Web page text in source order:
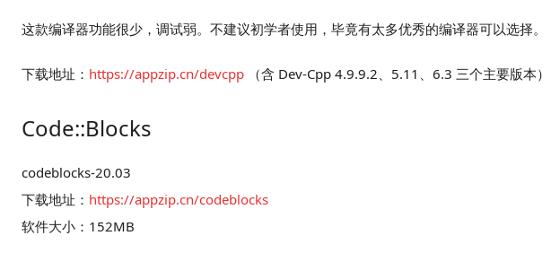
这款编译器功能很少，调试弱。不建议初学者使用，毕竟有太多优秀的编译器可以选择。
下载地址： https://appzip.cn/devcpp （含 Dev-Cpp 4.9.9.2、5.11、6.3 三个主要版本）
Code::Blocks
codeblocks-20.03
下载地址： https://appzip.cn/codeblocks
软件大小：152MB